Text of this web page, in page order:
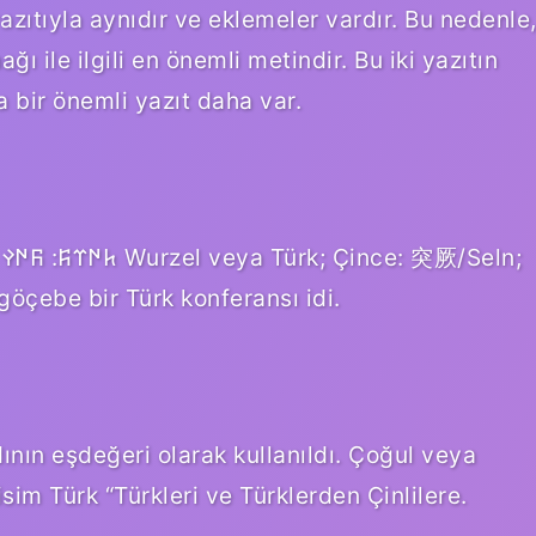
aynıdır ve eklemeler vardır. Bu nedenle,
ile ilgili en önemli metindir. Bu iki yazıtın
bir önemli yazıt daha var.
bir Türk konferansı idi.
eşdeğeri olarak kullanıldı. Çoğul veya
Türk “Türkleri ve Türklerden Çinlilere.